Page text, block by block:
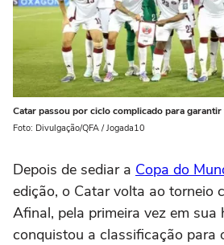
Catar passou por ciclo complicado para garantir
Foto: Divulgação/QFA / Jogada10
Depois de sediar a Copa do
edição, o Catar volta ao torneio
Afinal, pela primeira vez em sua
conquistou a classificação para